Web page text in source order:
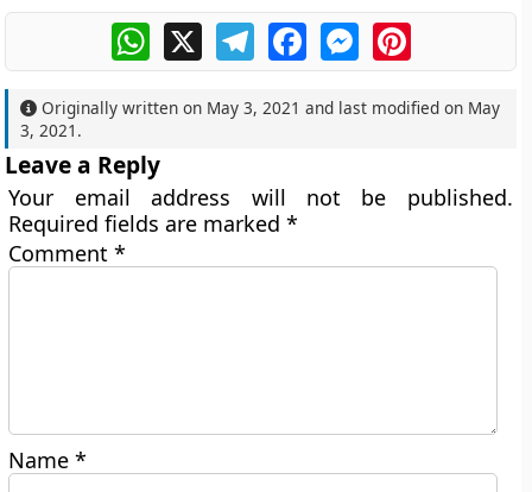
WhatsApp
X TelegramFacebookMessengerPinterest
Originally written on May 3, 2021 and last modified on May
3, 2021 .
Leave a Reply
Your email address will not be published.
Required fields are marked*
Comment*
Name*